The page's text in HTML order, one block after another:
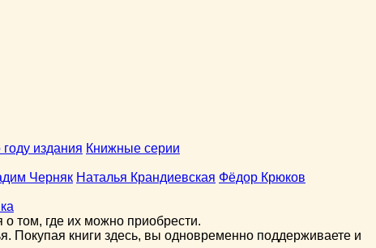
году издания Книжные серии
Черняк Наталья Крандиевская Фёдор Крюков
том, где их можно приобрести.
Покупая книги здесь, вы одновременно поддерживаете и